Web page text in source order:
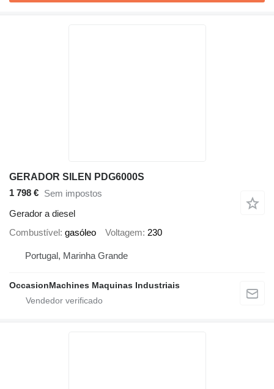
GERADOR SILEN PDG6000S
1 798 € Sem impostos
Gerador a diesel
Combustível gasóleo Voltagem 230
Portugal, Marinha Grande
OccasionMachines Maquinas Industriais